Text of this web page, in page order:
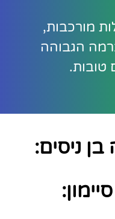
מורכבות,
הגבוהה
טובות.
ניסים: